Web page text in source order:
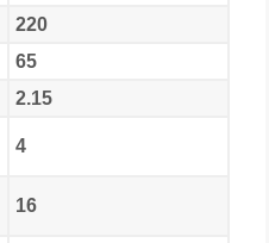
220
65
2.15
4
16